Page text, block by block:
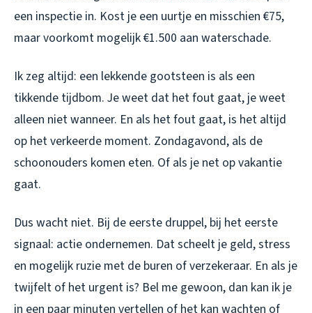
een inspectie in. Kost je een uurtje en misschien €75,
maar voorkomt mogelijk €1.500 aan waterschade.
Ik zeg altijd: een lekkende gootsteen is als een
tikkende tijdbom. Je weet dat het fout gaat, je weet
alleen niet wanneer. En als het fout gaat, is het altijd
op het verkeerde moment. Zondagavond, als de
schoonouders komen eten. Of als je net op vakantie
gaat.
Dus wacht niet. Bij de eerste druppel, bij het eerste
signaal: actie ondernemen. Dat scheelt je geld, stress
en mogelijk ruzie met de buren of verzekeraar. En als je
twijfelt of het urgent is? Bel me gewoon, dan kan ik je
in een paar minuten vertellen of het kan wachten of